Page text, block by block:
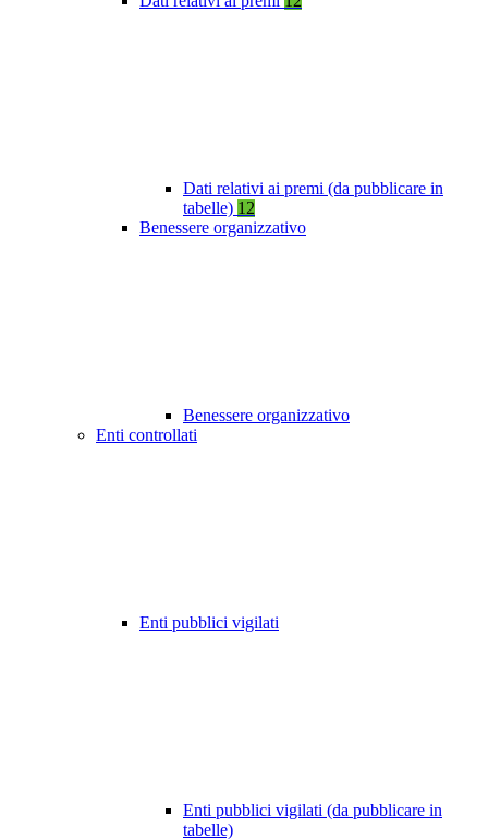
Dati relativi ai premi (da pubblicare in
tabelle) 12
Benessere organizzativo
Benessere organizzativo
Enti controllati
Enti pubblici vigilati
Enti pubblici vigilati (da pubblicare in
tabelle)